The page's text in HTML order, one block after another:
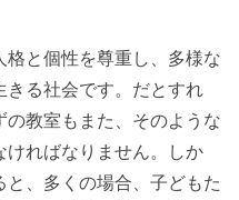
と個性を尊重し、多様な
る社会です。だとすれ
教室もまた、そのような
ればなりません。しか
、多くの場合、子どもた